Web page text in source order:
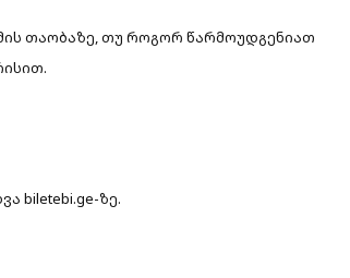
თაობაზე, თუ როგორ წარმოუდგენიათ
biletebi.ge-ზე.